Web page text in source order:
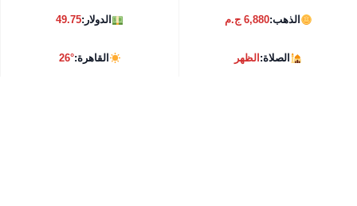
الذهب:6,880 ج.م الدولار:49.75
الصلاة:الظهر القاهرة:26°